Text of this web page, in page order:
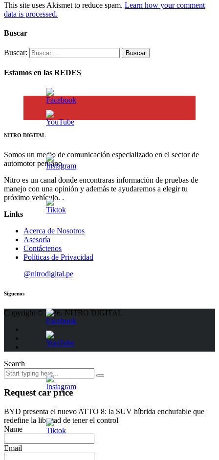
This site uses Akismet to reduce spam. Learn how your comment
data is processed.
Buscar
Buscar:
Estamos en las REDES
NITRO DIGITAL
Somos un medio de comunicación especializado en el sector de
automotor peruano.
Nitro es un canal donde encontraras información de pruebas de
manejo con una opinión y además te ayudaremos a elegir tu
próximo vehículo. .
Links
Acerca de Nosotros
Asesoría
Contáctenos
Políticas de Privacidad
@nitrodigital.pe
Síguenos
Copyright © 2026. NITRO DIGITAL
Search
Request car price
BYD presenta el nuevo ATTO 8: la SUV híbrida enchufable que
redefine la libertad de tener el control
Name
Email